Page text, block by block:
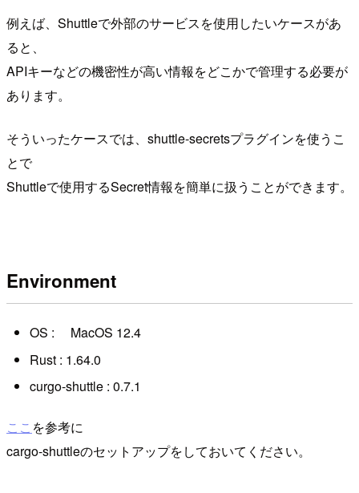
例えば、Shuttleで外部のサービスを使用したいケースがあ
ると、
APIキーなどの機密性が高い情報をどこかで管理する必要が
あります。
そういったケースでは、shuttle-secretsプラグインを使うこ
とで
Shuttleで使用するSecret情報を簡単に扱うことができます。
Environment
OS : MacOS 12.4
Rust : 1.64.0
curgo-shuttle : 0.7.1
ここ を参考に
cargo-shuttleのセットアップをしておいてください。